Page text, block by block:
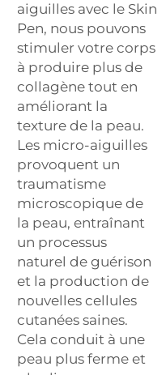
aiguilles avec le Skin
Pen, nous pouvons
stimuler votre corps
à produire plus de
collagène tout en
améliorant la
texture de la peau.
Les micro-aiguilles
provoquent un
traumatisme
microscopique de
la peau, entraînant
un processus
naturel de guérison
et la production de
nouvelles cellules
cutanées saines.
Cela conduit à une
peau plus ferme et